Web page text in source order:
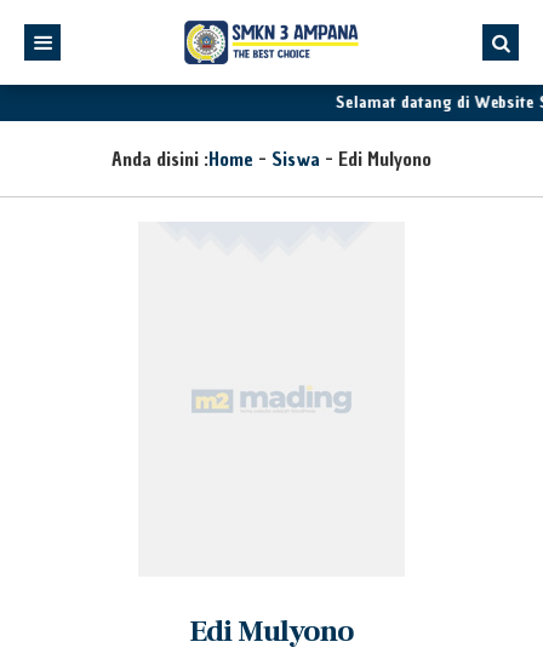
Selamat datang di Website
Anda disini :Home - Siswa - Edi Mulyono
Edi Mulyono